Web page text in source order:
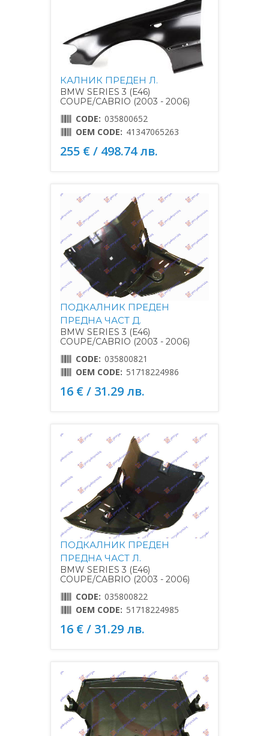
КАЛНИК ПРЕДЕН Л.
BMW SERIES 3 (E46)
COUPE/CABRIO (2003 - 2006)
CODE: 035800652
OEM CODE: 41347065263
255 € / 498.74 лв.
ПОДКАЛНИК ПРЕДЕН
ПРЕДНА ЧАСТ Д.
BMW SERIES 3 (E46)
COUPE/CABRIO (2003 - 2006)
CODE: 035800821
OEM CODE: 51718224986
16 € / 31.29 лв.
ПОДКАЛНИК ПРЕДЕН
ПРЕДНА ЧАСТ Л.
BMW SERIES 3 (E46)
COUPE/CABRIO (2003 - 2006)
CODE: 035800822
OEM CODE: 51718224985
16 € / 31.29 лв.